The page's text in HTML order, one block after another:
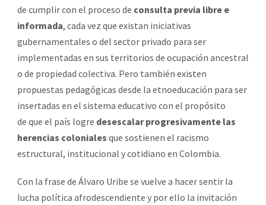
de cumplir con el proceso de consulta previa libre e
informada, cada vez que existan iniciativas
gubernamentales o del sector privado para ser
implementadas en sus territorios de ocupación ancestral
o de propiedad colectiva. Pero también existen
propuestas pedagógicas desde la etnoeducación para ser
insertadas en el sistema educativo con el propósito
de que el país logre desescalar progresivamente las
herencias coloniales que sostienen el racismo
estructural, institucional y cotidiano en Colombia.
Con la frase de Álvaro Uribe se vuelve a hacer sentir la
lucha política afrodescendiente y por ello la invitación